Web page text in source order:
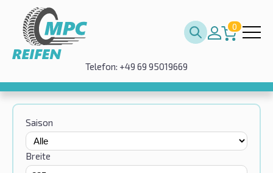
0
Telefon: +49 69 95019669
Saison
Breite